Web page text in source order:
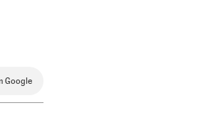
Google